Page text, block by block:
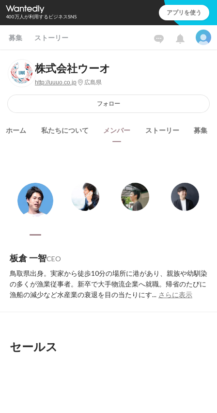
400万人が利用するビジネスSNS アプリを使う
募集 ストーリー
株式会社ウーオ
http://uuuo.co.jp 広島県
フォロー
ホーム 私たちについて メンバー ストーリー 募集
板倉 一智CEO
鳥取県出身。実家から徒歩10分の場所に港があり、親族や幼馴染
の多くが漁業従事者。新卒で大手物流企業へ就職。帰省のたびに
漁船の減少など水産業の衰退を目の当たりにす... さらに表示
セールス